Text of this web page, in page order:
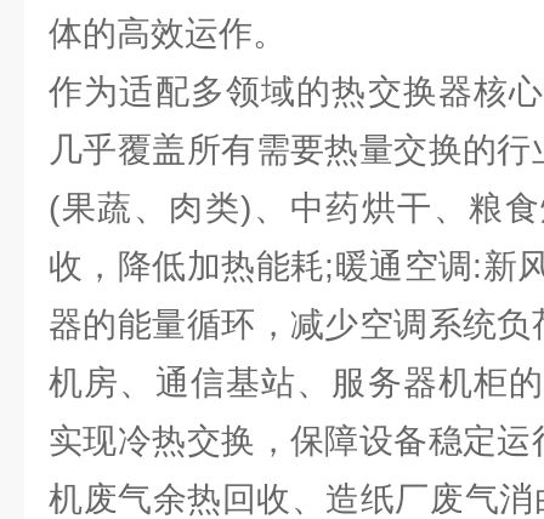
体的高效运作。
作为适配多领域的热交换器核
几乎覆盖所有需要热量交换的
(果蔬、肉类)、中药烘干、粮
收，降低加热能耗;暖通空调:新
器的能量循环，减少空调系统
机房、通信基站、服务器机柜
实现冷热交换，保障设备稳定
机废气余热回收、造纸厂废气